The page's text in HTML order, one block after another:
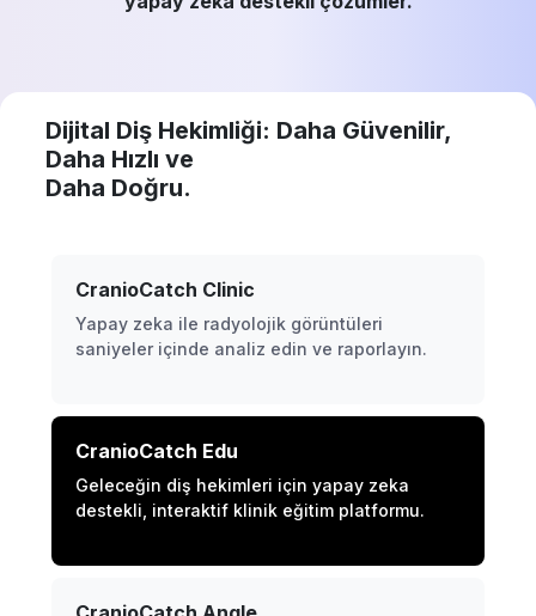
Dijital Diş Hekimliği: Daha Güvenilir,
Daha Hızlı ve
Daha Doğru.
CranioCatch Clinic
Yapay zeka ile radyolojik görüntüleri
saniyeler içinde analiz edin ve raporlayın.
CranioCatch Edu
Geleceğin diş hekimleri için yapay zeka
destekli, interaktif klinik eğitim platformu.